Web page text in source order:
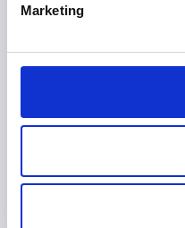
Marketing
Farmacia e/o chimica
Fashion
Fiere ed eventi
Fotovoltaico